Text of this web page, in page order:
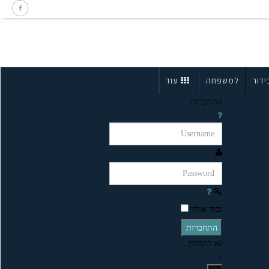
למשפחה עוד
התחברות
זכור אותי
התחברות
נא להמתין...
×